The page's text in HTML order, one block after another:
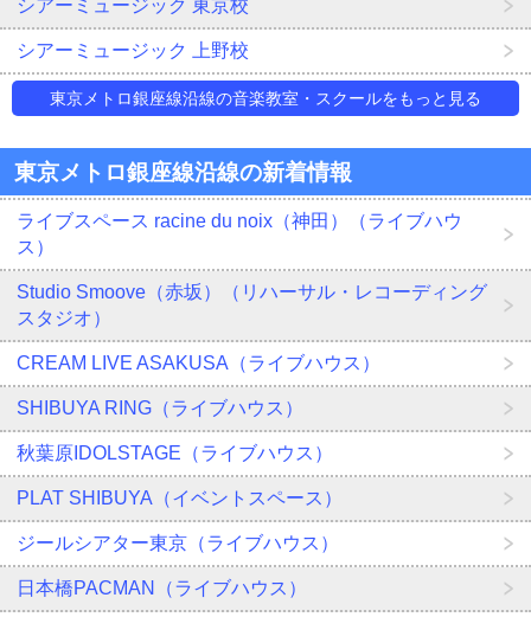
シアーミュージック 東京校
シアーミュージック 上野校
東京メトロ銀座線沿線の音楽教室・スクールをもっと見る
東京メトロ銀座線沿線の新着情報
ライブスペース racine du noix（神田）（ライブハウ
ス）
Studio Smoove（赤坂）（リハーサル・レコーディング
スタジオ）
CREAM LIVE ASAKUSA（ライブハウス）
SHIBUYA RING（ライブハウス）
秋葉原IDOLSTAGE（ライブハウス）
PLAT SHIBUYA（イベントスペース）
ジールシアター東京（ライブハウス）
日本橋PACMAN（ライブハウス）